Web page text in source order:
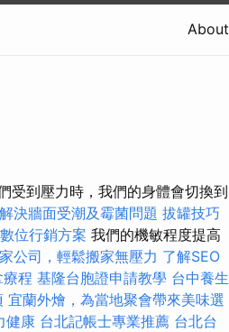
About
受到壓力時，我們的身體會切換到
決牆面受潮及霉菌問題 拔罐技巧
位行銷方案 我們的機敏程度提高
公司，輕鬆搬家無壓力 了解SEO
程 基隆台胞證申請教學 台中養生
宜蘭外燴，為當地聚會帶來美味選
健康 台北記帳士專業推薦 台北台